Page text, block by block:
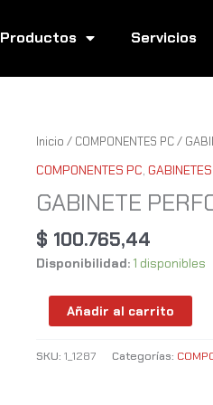
Productos Servicios
Inicio / COMPONENTES PC/
COMPONENTES PC GABINETES
GABINETE
$ 100.765,44
Disponibilidad: 1 disponibles
GABINETE
F-
cantidad
Añadir al carrito
SKU: 1_1287 Categorías: